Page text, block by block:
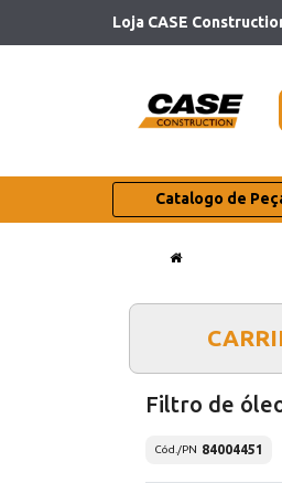
Loja CASE
Catalogo de
Filtro de
Cód./PN 84004451